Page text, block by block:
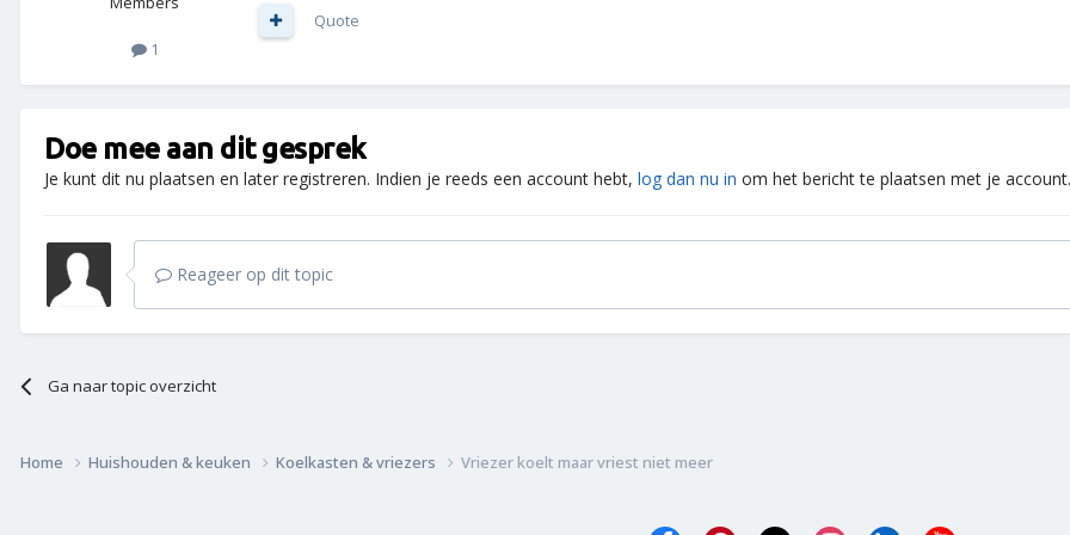
1
Quote
Doe mee aan dit gesprek
Je kunt dit nu plaatsen en later registreren. Indien je reeds een account hebt, log dan nu in om het bericht te plaatsen met je account.
Reageer op dit topic
Ga naar topic overzicht
Home Huishouden & keuken Koelkasten & vriezers Vriezer koelt maar vriest niet meer